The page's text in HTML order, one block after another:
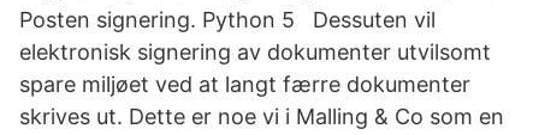
Posten signering. Python 5 Dessuten vil
elektronisk signering av dokumenter utvilsomt
spare miljøet ved at langt færre dokumenter
skrives ut. Dette er noe vi i Malling & Co som en